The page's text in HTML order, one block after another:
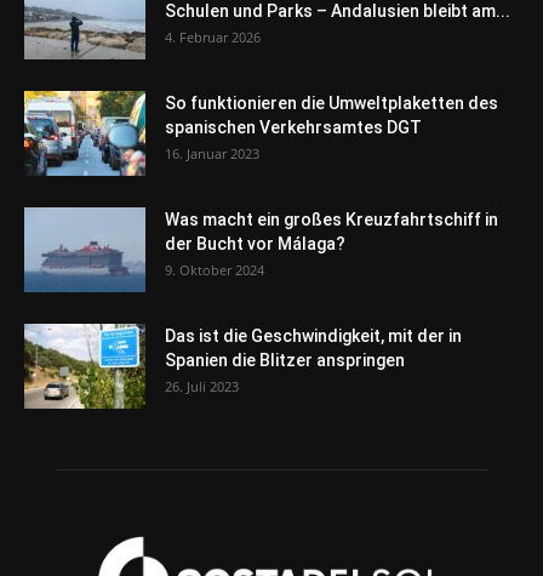
Schulen und Parks – Andalusien bleibt am...
4. Februar 2026
So funktionieren die Umweltplaketten des
spanischen Verkehrsamtes DGT
16. Januar 2023
Was macht ein großes Kreuzfahrtschiff in
der Bucht vor Málaga?
9. Oktober 2024
Das ist die Geschwindigkeit, mit der in
Spanien die Blitzer anspringen
26. Juli 2023